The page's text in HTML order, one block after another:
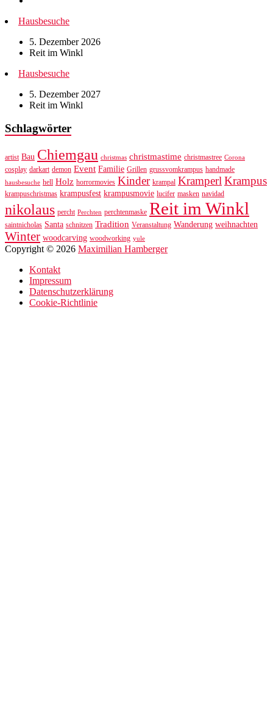
Hausbesuche
5. Dezember 2026
Reit im Winkl
Hausbesuche
5. Dezember 2027
Reit im Winkl
Schlagwörter
artist Bau Chiemgau christmas christmastime christmastree Corona
cosplay darkart demon Event Familie Grillen grussvomkrampus handmade
hausbesuche hell Holz horrormovies Kinder krampal Kramperl Krampus
krampuschristmas krampusfest krampusmovie lucifer masken navidad
nikolaus percht Perchten perchtenmaske Reit im Winkl
saintnicholas Santa schnitzen Tradition Veranstaltung Wanderung weihnachten
Winter woodcarving woodworking yule
Copyright © 2026 Maximilian Hamberger
Kontakt
Impressum
Datenschutzerklärung
Cookie-Richtlinie